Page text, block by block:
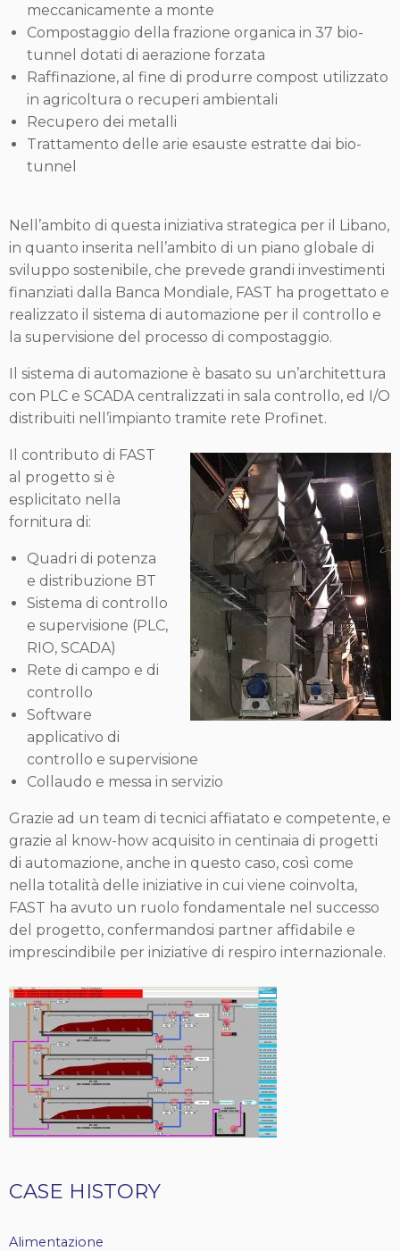
meccanicamente a monte
Compostaggio della frazione organica in 37 bio-
tunnel dotati di aerazione forzata
Raffinazione, al fine di produrre compost utilizzato
in agricoltura o recuperi ambientali
Recupero dei metalli
Trattamento delle arie esauste estratte dai bio-
tunnel
Nell’ambito di questa iniziativa strategica per il Libano,
in quanto inserita nell’ambito di un piano globale di
sviluppo sostenibile, che prevede grandi investimenti
finanziati dalla Banca Mondiale, FAST ha progettato e
realizzato il sistema di automazione per il controllo e
la supervisione del processo di compostaggio.
Il sistema di automazione è basato su un’architettura
con PLC e SCADA centralizzati in sala controllo, ed I/O
distribuiti nell’impianto tramite rete Profinet.
Il contributo di FAST
al progetto si è
esplicitato nella
fornitura di:
Quadri di potenza
e distribuzione BT
Sistema di controllo
e supervisione (PLC,
RIO, SCADA)
Rete di campo e di
controllo
Software
applicativo di
controllo e supervisione
Collaudo e messa in servizio
Grazie ad un team di tecnici affiatato e competente, e
grazie al know-how acquisito in centinaia di progetti
di automazione, anche in questo caso, così come
nella totalità delle iniziative in cui viene coinvolta,
FAST ha avuto un ruolo fondamentale nel successo
del progetto, confermandosi partner affidabile e
imprescindibile per iniziative di respiro internazionale.
Tags
CASE HISTORY
Alimentazione